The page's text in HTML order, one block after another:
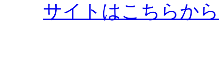
サイトはこちらから